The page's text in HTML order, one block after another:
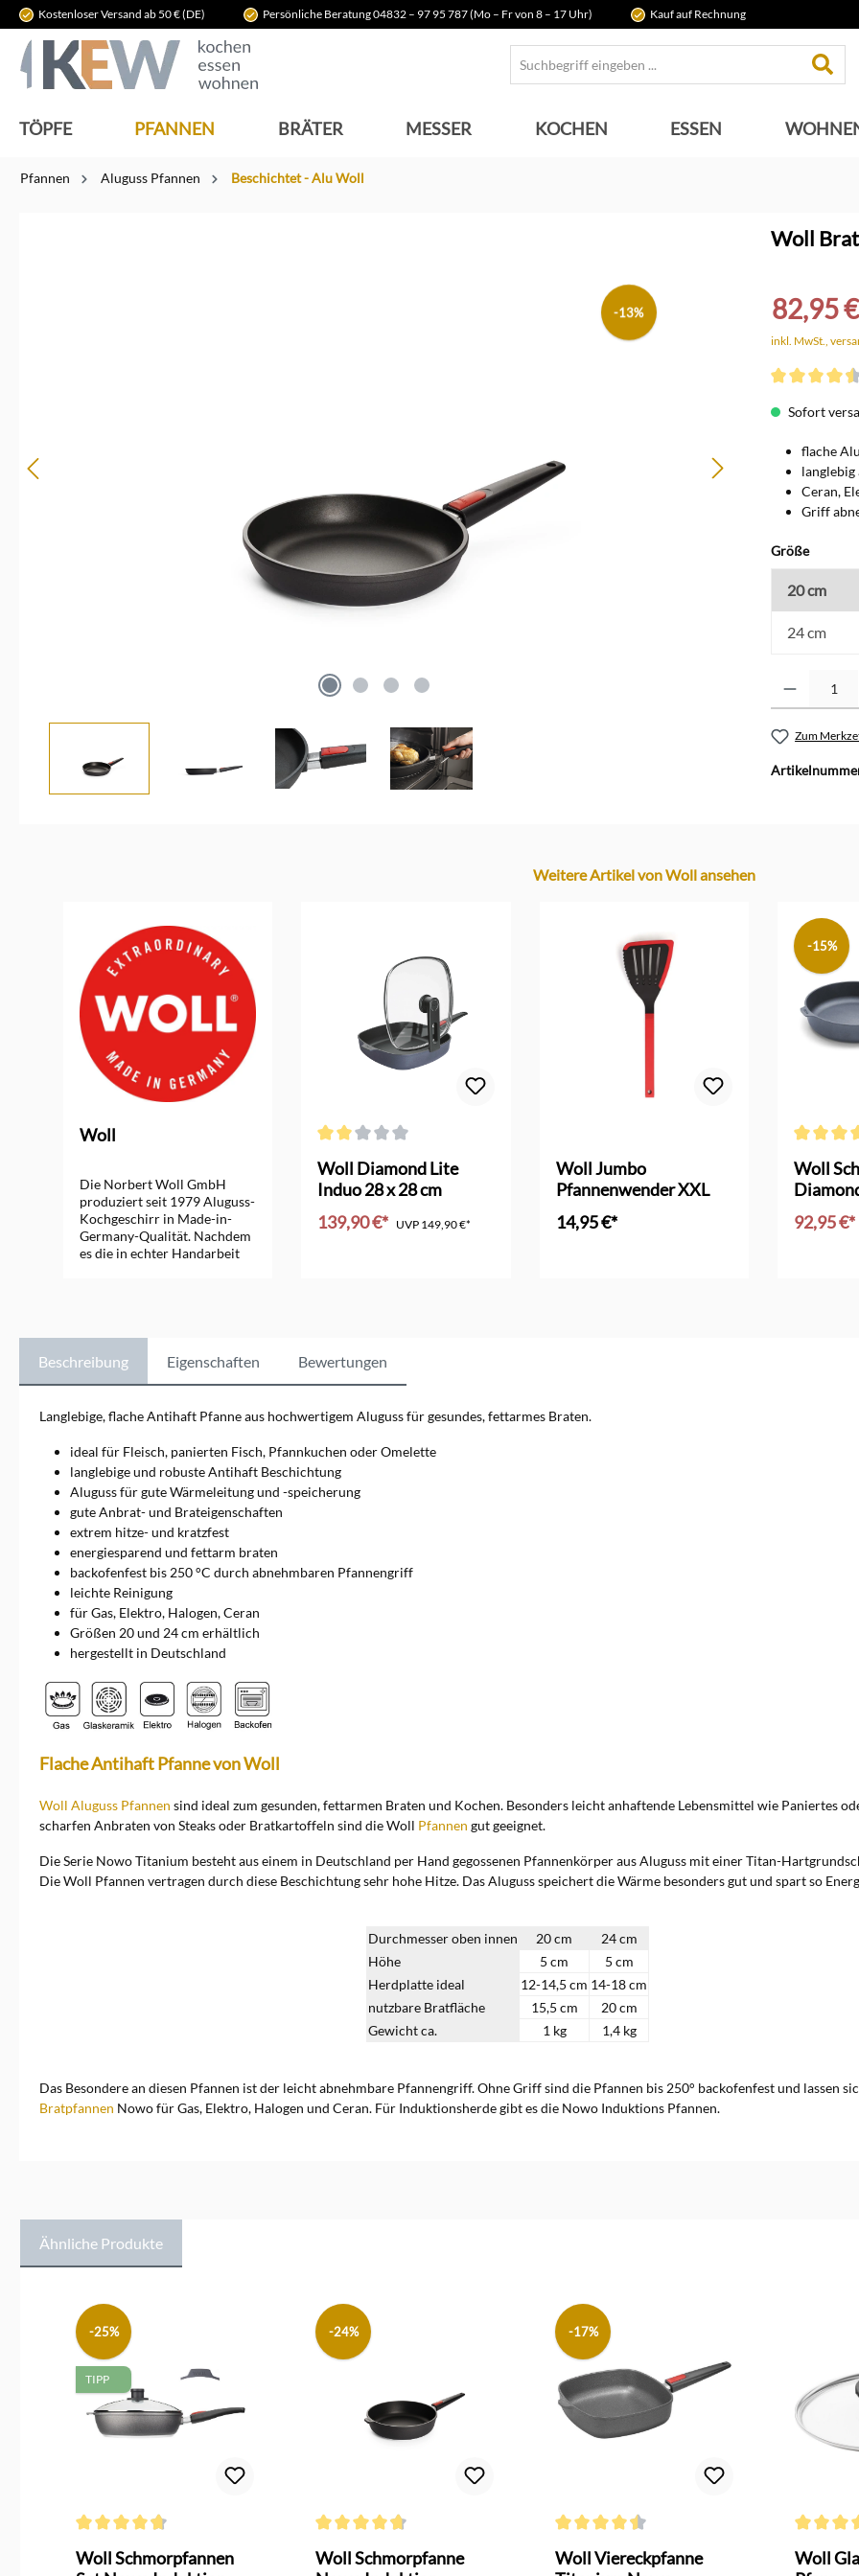
Zur Hauptnavigation springen
Kostenloser Versand ab 50 € (DE) Persönliche Beratung 04832 – 97 95 787 (Mo – Fr von 8 – 17 Uhr) Kauf auf Rechnung
TÖPFE PFANNEN BRÄTER MESSER KOCHEN ESSEN
Pfannen Aluguss Pfannen Beschichtet - Alu Woll
-13%
Woll
82,95
inkl. MwSt.,
Sofort
flache
Ceran,
Griff
Größe
20 cm
24 cm
Zum
Weitere Artikel von Woll ansehen
Woll
Die Norbert Woll GmbH
produziert seit 1979 Aluguss-
Kochgeschirr in Made-in-
Germany-Qualität. Nachdem
es die in echter Handarbeit
produziert Woll die
hochwertigeren Aluguss-
Kochgeschirr-Serien Nowo,
Induction Line und Logic nun
auch für den Fachhandel.
Damit besonders haltbares
Kochgeschirr entsteht, wird
der Aluguss auch heute noch
in Deutschland in Handarbeit
hergestellt. Diese Art der
Produktion ermöglicht es
Woll, sehr stabile
Küchenutensilien zu fertigen.
Sie enthalten keine
qualitätsmindernden
Lufteinschlüsse. Das Kochen
und Braten gelingt dadurch
besonders gleichmäßig,
Woll Diamond Lite
Induo 28 x 28 cm
139,90 €* UVP 149,90 €*
Woll Jumbo
Pfannenwender XXL
14,95 €*
-15%
Woll
cm
92,95 €*
Beschreibung Eigenschaften Bewertungen
Langlebige, flache Antihaft Pfanne aus hochwertigem Aluguss für gesundes, fettarmes Braten.
ideal für Fleisch, panierten Fisch, Pfannkuchen oder Omelette
langlebige und robuste Antihaft Beschichtung
Aluguss für gute Wärmeleitung und -speicherung
gute Anbrat- und Brateigenschaften
extrem hitze- und kratzfest
energiesparend und fettarm braten
backofenfest bis 250 °C durch abnehmbaren Pfannengriff
leichte Reinigung
für Gas, Elektro, Halogen, Ceran
Größen 20 und 24 cm erhältlich
hergestellt in Deutschland
Flache Antihaft Pfanne von Woll
Woll Aluguss Pfannen sind ideal zum gesunden, fettarmen Braten und Kochen. Besonders leicht anhaftende Lebensmittel wie Paniertes
scharfen Anbraten von Steaks oder Bratkartoffeln sind die Woll Pfannen gut geeignet.
Die Serie Nowo Titanium besteht aus einem in Deutschland per Hand gegossenen Pfannenkörper aus Aluguss mit einer Titan-
Die Woll Pfannen vertragen durch diese Beschichtung sehr hohe Hitze. Das Aluguss speichert die Wärme besonders gut und spart so
Durchmesser oben innen 20 cm
24 cm
Höhe
5 cm
5 cm
Herdplatte ideal
12-14,5 cm 14-18 cm
nutzbare Bratfläche
15,5 cm
20 cm
Gewicht ca.
1 kg 1,4 kg
Das Besondere an diesen Pfannen ist der leicht abnehmbare Pfannengriff. Ohne Griff sind die Pfannen bis 250° backofenfest und lassen
Bratpfannen Nowo für Gas, Elektro, Halogen und Ceran. Für Induktionsherde gibt es die Nowo Induktions Pfannen.
Ähnliche Produkte
-25%
TIPP
Woll Schmorpfannen
-24%
Woll Schmorpfanne
-17%
Woll Viereckpfanne
Woll